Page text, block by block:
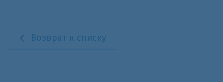
Возврат к списку